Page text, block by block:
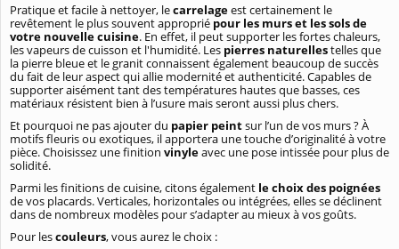
Pratique et facile à nettoyer, lecarrelageest certainement le
revêtement le plus souvent approprié pour les murs et les sols de
votre nouvelle cuisine. En effet, il peut supporter les fortes chaleurs,
les vapeurs de cuisson et l'humidité. Les pierres naturellestelles que
la pierre bleue et le granit connaissent également beaucoup de succès
du fait de leur aspect qui allie modernité et authenticité. Capables de
supporter aisément tant des températures hautes que basses, ces
matériaux résistent bien à l’usure mais seront aussi plus chers.
Et pourquoi ne pas ajouter du papier peintsur l’un de vos murs ? À
motifs fleuris ou exotiques, il apportera une touche d’originalité à votre
pièce. Choisissez une finition vinyleavec une pose intissée pour plus de
solidité.
Parmi les finitions de cuisine, citons également le choix des poignées
de vos placards. Verticales, horizontales ou intégrées, elles se déclinent
dans de nombreux modèles pour s’adapter au mieux à vos goûts.
Pour lescouleurs, vous aurez le choix :